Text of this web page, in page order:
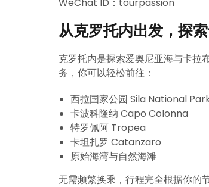
从克罗托内出发，探
克罗托内是探索爱奥尼亚海与卡
务，你可以轻松前往：
西拉国家公园 Sila National
卡波科隆纳 Capo Colonna
特罗佩阿 Tropea
卡坦扎罗 Catanzaro
原始海湾与自然海滩
无需频繁换乘，行程完全根据你的